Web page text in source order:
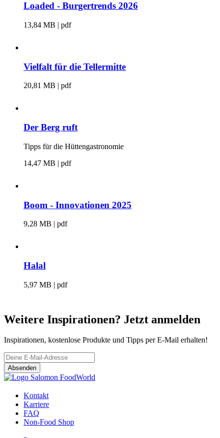
Loaded - Burgertrends 2026
13,84 MB | pdf
Vielfalt für die Tellermitte
20,81 MB | pdf
Der Berg ruft
Tipps für die Hüttengastronomie
14,47 MB | pdf
Boom - Innovationen 2025
9,28 MB | pdf
Halal
5,97 MB | pdf
Weitere Inspirationen? Jetzt anmelden
Inspirationen, kostenlose Produkte und Tipps per E-Mail erhalten!
Absenden
Kontakt
Karriere
FAQ
Non-Food Shop